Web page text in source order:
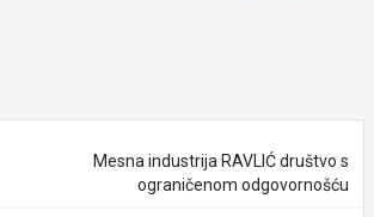
Mesna industrija RAVLIĆ društvo s
ograničenom odgovornošću